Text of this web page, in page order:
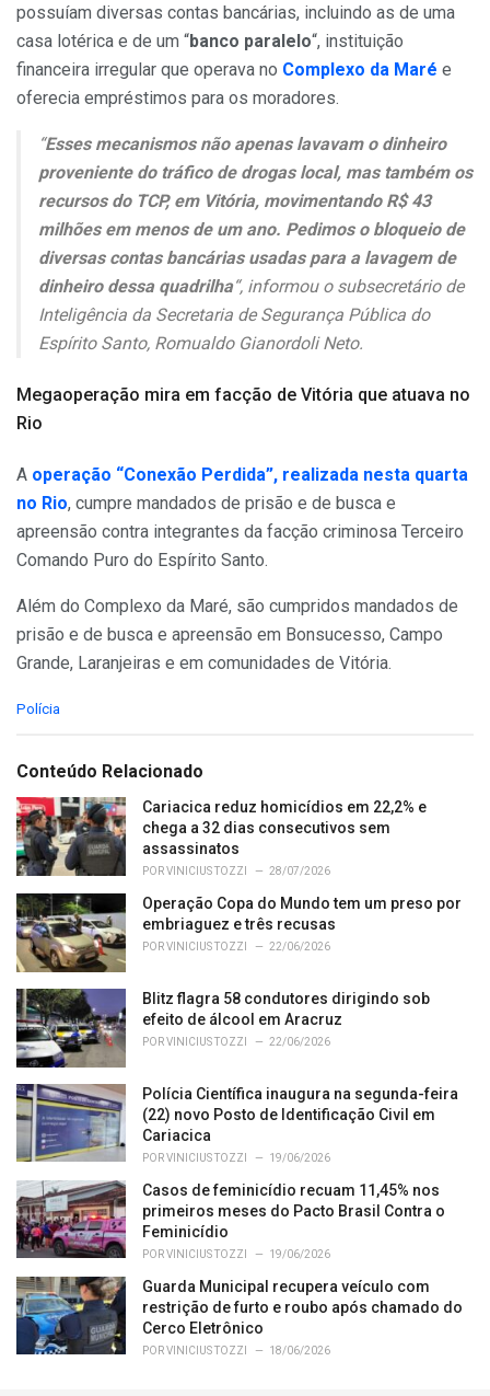
possuíam diversas contas bancárias, incluindo as de uma
casa lotérica e de um “banco paralelo“, instituição
financeira irregular que operava no Complexo da Maré e
oferecia empréstimos para os moradores.
“Esses mecanismos não apenas lavavam o dinheiro
proveniente do tráfico de drogas local, mas também os
recursos do TCP, em Vitória, movimentando R$ 43
milhões em menos de um ano. Pedimos o bloqueio de
diversas contas bancárias usadas para a lavagem de
dinheiro dessa quadrilha“, informou o subsecretário de
Inteligência da Secretaria de Segurança Pública do
Espírito Santo, Romualdo Gianordoli Neto.
Megaoperação mira em facção de Vitória que atuava no
Rio
A operação “Conexão Perdida”, realizada nesta quarta
no Rio, cumpre mandados de prisão e de busca e
apreensão contra integrantes da facção criminosa Terceiro
Comando Puro do Espírito Santo.
Além do Complexo da Maré, são cumpridos mandados de
prisão e de busca e apreensão em Bonsucesso, Campo
Grande, Laranjeiras e em comunidades de Vitória.
C
e
o
r
i
e
:
Polícia
Conteúdo Relacionado
Cariacica reduz homicídios em 22,2% e
chega a 32 dias consecutivos sem
assassinatos
PORVINICIUS TOZZI 28/07/2026
Operação Copa do Mundo tem um preso por
embriaguez e três recusas
PORVINICIUS TOZZI 22/06/2026
Blitz flagra 58 condutores dirigindo sob
efeito de álcool em Aracruz
PORVINICIUS TOZZI 22/06/2026
Polícia Científica inaugura na segunda-feira
(22) novo Posto de Identificação Civil em
Cariacica
PORVINICIUS TOZZI 19/06/2026
Casos de feminicídio recuam 11,45% nos
primeiros meses do Pacto Brasil Contra o
Feminicídio
PORVINICIUS TOZZI 19/06/2026
Guarda Municipal recupera veículo com
restrição de furto e roubo após chamado do
Cerco Eletrônico
PORVINICIUS TOZZI 18/06/2026